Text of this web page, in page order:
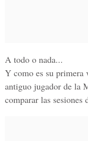
A todo o nada...
Y como es su primera
antiguo jugador de la
comparar las sesiones